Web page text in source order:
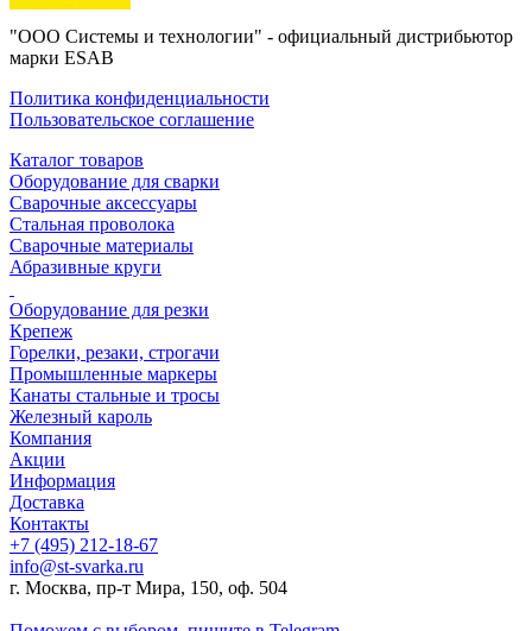
"ООО Системы и технологии" - официальный дистрибьютор
марки ESAB
Политика конфиденциальности
Пользовательское соглашение
Каталог товаров
Оборудование для сварки
Сварочные аксессуары
Стальная проволока
Сварочные материалы
Абразивные круги
Оборудование для резки
Крепеж
Горелки, резаки, строгачи
Промышленные маркеры
Канаты стальные и тросы
Железный кароль
Компания
Акции
Информация
Доставка
Контакты
+7 (495) 212-18-67
info@st-svarka.ru
г. Москва, пр-т Мира, 150, оф. 504